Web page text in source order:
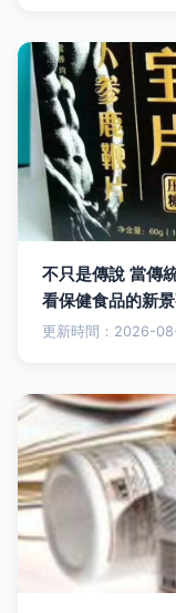
不只是傳說 當傳
看保健食品的新
更新時間：2026-